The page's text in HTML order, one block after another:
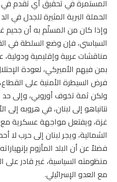
المستمرة في تحقيق أي تقدم في
الحملة البرية المثيرة للجدل في
وإذا كان من المسلّم به أن جحيم
السياسي، فإن وضع السلطة في
مناقشات عربية وإقليمية
بمن فيهم الأميركي، لعودة
فرض السيطرة الأمنية على القطاع،
ولكن ثمة تخوف أوروبي، وإلى حد
نتانياهو إلى لبنان، في هروبه إلى
غزة، ويفتعل مواجهة عسكرية مع
الشمالية، ويجر لبنان إلى حرب لا
فضلاً عن أن البلد المأزوم
منظومته السياسية، غير قادر
مع العدو الإسرائيلي.